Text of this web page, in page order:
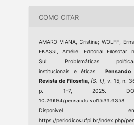
COMO CITAR
AMARO VIANA, Cristina; WOLFF,
EKASSI, Amélie. Editorial Filosofar
Sul: Problemáticas
institucionais e éticas .
Revista de Filosofia,[S. l.], v. 15, n.
p. 1–7, 2025.
10.26694/pensando.vol15i36.6358.
Disponível
https://periodicos.ufpi.br/index.php/pen